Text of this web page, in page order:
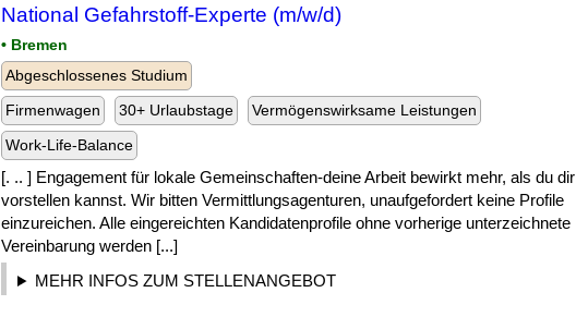
National Gefahrstoff-Experte (m/w/d)
• Bremen
Abgeschlossenes Studium
Firmenwagen
30+ Urlaubstage
Vermögenswirksame Leistungen
Work-Life-Balance
[. .. ] Engagement für lokale Gemeinschaften-deine Arbeit bewirkt mehr, als du dir
vorstellen kannst. Wir bitten Vermittlungsagenturen, unaufgefordert keine Profile
einzureichen. Alle eingereichten Kandidatenprofile ohne vorherige unterzeichnete
Vereinbarung werden [...]
MEHR INFOS ZUM STELLENANGEBOT